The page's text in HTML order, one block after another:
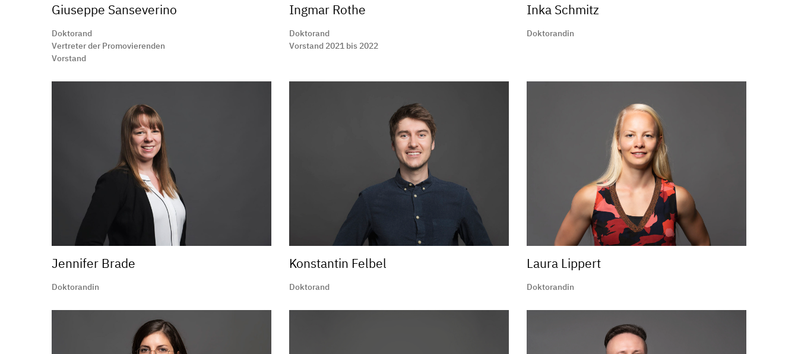
Giuseppe Sanseverino
Doktorand
Vertreter der Promovierenden
Vorstand
Ingmar Rothe
Doktorand
Vorstand 2021 bis 2022
Inka Schmitz
Doktorandin
Jennifer Brade
Doktorandin
Konstantin Felbel
Doktorand
Laura Lippert
Doktorandin